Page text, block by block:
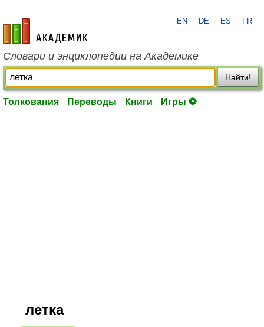
academic.ru
EN DE ES FR
Словари и энциклопедии на Академике
Найти!
Толкования Переводы Книги Игры ⚽
летка